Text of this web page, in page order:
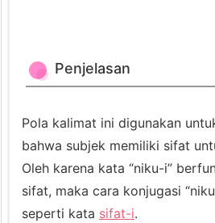
m
a
3.
S
e
b
Penjelasan
Pola kalimat ini digunakan
bahwa subjek memiliki sifat
Oleh karena kata “niku-i”
sifat, maka cara konjugasi
seperti kata sifat-i.